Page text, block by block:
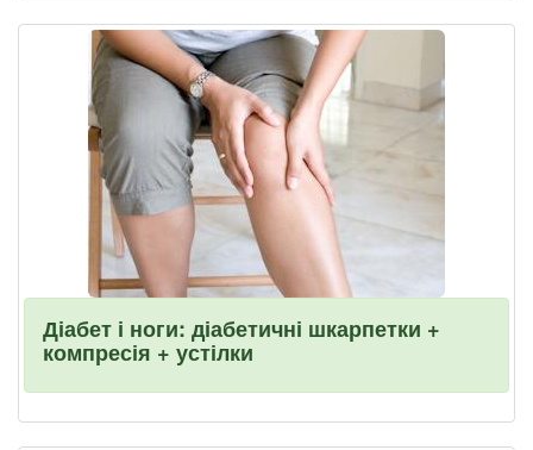
Діабет і ноги: діабетичні шкарпетки +
компресія + устілки